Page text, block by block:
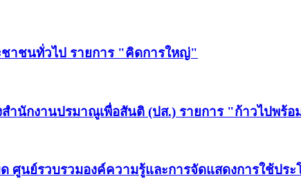
ชาชนทั่วไป รายการ "คิดการใหญ่"
ำนักงานปรมาณูเพื่อสันติ (ปส.) รายการ "ก้าวไปพร้
ศูนย์รวบรวมองค์ความรู้และการจัดแสดงการใช้ป